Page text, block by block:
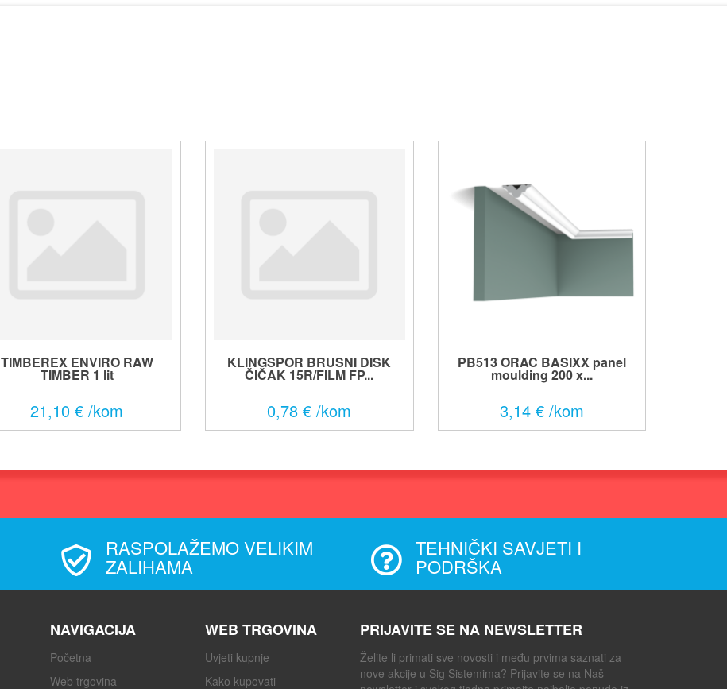
TIMBEREX ENVIRO RAW
TIMBER 1 lit
21,10 € /kom
KLINGSPOR BRUSNI DISK
ČIČAK 15R/FILM FP...
0,78 € /kom
PB513 ORAC BASIXX panel
moulding 200 x...
3,14 € /kom
RASPOLAŽEMO VELIKIM
ZALIHAMA
TEHNIČKI SAVJETI I
PODRŠKA
NAVIGACIJA
Početna
Web trgovina
WEB TRGOVINA
Uvjeti kupnje
Kako kupovati
PRIJAVITE SE NA NEWSLETTER
Želite li primati sve novosti i među prvima saznati za
nove akcije u Sig Sistemima? Prijavite se na Naš